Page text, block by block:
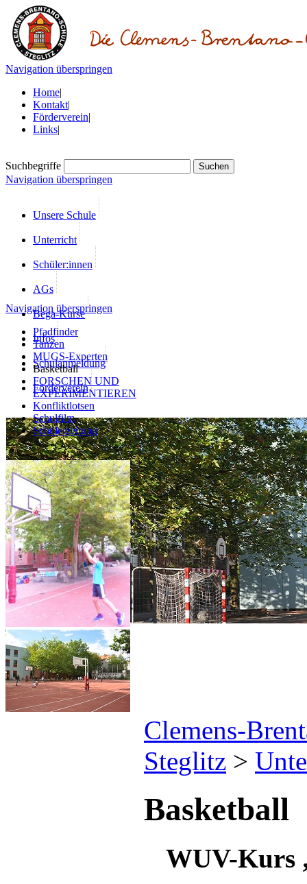
Navigation überspringen
Home|
Kontakt|
Förderverein|
Links|
Suchbegriffe
Navigation überspringen
Unsere Schule
Unterricht
Schüler:innen
AGs
Bega-Kurse
Infos
Schulanmeldung
Förderverein
Navigation überspringen
Pfadfinder
Tanzen
MUGS-Experten
Basketball
FORSCHEN UND
EXPERIMENTIEREN
Konfliktlotsen
Schulfilm
Schülerzeitung
Clemens-
Steglitz >
Basketball
WUV-Kurs